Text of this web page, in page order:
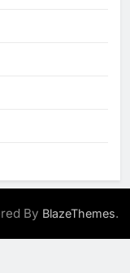
By BlazeThemes.